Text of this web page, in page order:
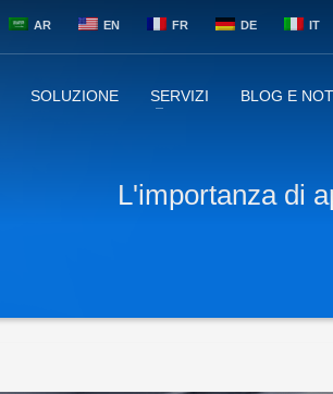
AR EN FR DE IT
SOLUZIONE SERVIZI BLOG E
L'importanza di